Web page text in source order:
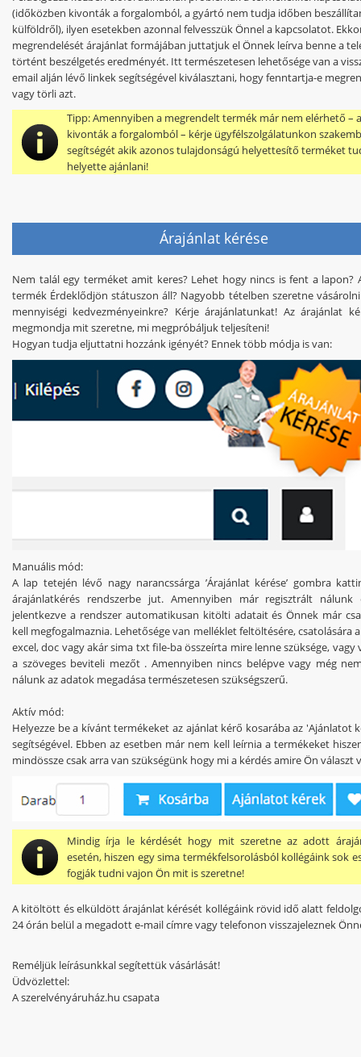
(időközben kivonták a forgalomból, a gyártó nem tudja időben
külföldről), ilyen esetekben azonnal felvesszük Önnel a kapcsolatot.
megrendelését árajánlat formájában juttatjuk el Önnek leírva benne a
történt beszélgetés eredményét. Itt természetesen lehetősége van a
email alján lévő linkek segítségével kiválasztani, hogy fenntartja-e
vagy törli azt.
Tipp:Amennyiben a megrendelt termék már nem elérhető –
kivonták a forgalomból – kérje ügyfélszolgálatunkon
segítségét akik azonos tulajdonságú helyettesítő terméket
helyette ajánlani!
Árajánlat kérése
Nem talál egy terméket amit keres? Lehet hogy nincs is fent a lapon?
termék Érdeklődjön státuszon áll? Nagyobb tételben szeretne
mennyiségi kedvezményeinkre? Kérje árajánlatunkat! Az árajánlat
megmondja mit szeretne, mi megpróbáljuk teljesíteni!
Hogyan tudja eljuttatni hozzánk igényét? Ennek több módja is van:
Manuális mód:
A lap tetején lévő nagy narancssárga ’Árajánlat kérése’ gombra
árajánlatkérés rendszerbe jut. Amennyiben már regisztrált
jelentkezve a rendszer automatikusan kitölti adatait és Önnek már
kell megfogalmaznia. Lehetősége van melléklet feltöltésére, csatolására
excel, doc vagy akár sima txt file-ba összeírta mire lenne szüksége, vagy
a szöveges beviteli mezőt . Amennyiben nincs belépve vagy még
nálunk az adatok megadása természetesen szükségszerű.
Aktív mód:
Helyezze be a kívánt termékeket az ajánlat kérő kosarába az 'Ajánlatot
segítségével. Ebben az esetben már nem kell leírnia a termékeket
mindössze csak arra van szükségünk hogy mi a kérdés amire Ön választ
Mindig írja le kérdését hogy mit szeretne az adott
esetén, hiszen egy sima termékfelsorolásból kollégáink sok
fogják tudni vajon Ön mit is szeretne!
A kitöltött és elküldött árajánlat kérését kollégáink rövid idő alatt
24 órán belül a megadott e-mail címre vagy telefonon visszajeleznek
Reméljük leírásunkkal segítettük vásárlását!
Üdvözlettel:
A szerelvényáruház.hu csapata